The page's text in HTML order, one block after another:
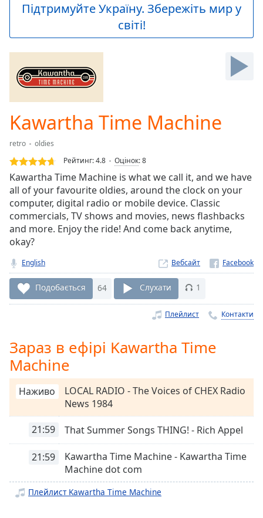
Video
Skip
Forward
Mute
Loaded :
0.00%
Stream
TypeLIVE
Seek to
currently
behind
liveLIVE
Remaining
Time-
1x
Chapters
Chapters
Descriptions
descriptions
off,
Subtitles
subtitles
settings,
Підтримуйте Україну. Збережіть мир у
світі!
Kawartha Time Machine
retro
oldies
Рейтинг:4.8 Оцінок:8
Kawartha Time Machine is what we call it, and we have
all of your favourite oldies, around the clock on your
computer, digital radio or mobile device. Classic
commercials, TV shows and movies, news flashbacks
and more. Enjoy the ride! And come back anytime,
okay?
English Вебсайт
Подобається 64 Слухати 1
Плейлист Контакти
Зараз в ефірі Kawartha Time
Machine
Наживо
LOCAL RADIO - The Voices of CHEX Radio
News 1984
21:59 That Summer Songs THING! - Rich Appel
21:59
Kawartha Time Machine - Kawartha Time
Machine dot com
Плейлист Kawartha Time Machine